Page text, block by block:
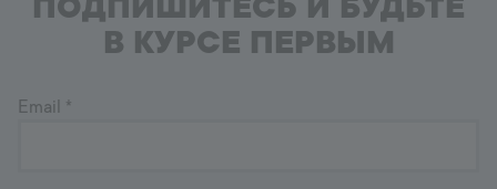
В КУРСЕ ПЕРВЫМ
Email *